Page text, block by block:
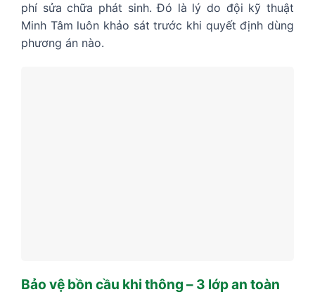
phí sửa chữa phát sinh. Đó là lý do đội kỹ thuật
Minh Tâm luôn khảo sát trước khi quyết định dùng
phương án nào.
Bảo vệ bồn cầu khi thông – 3 lớp an toàn